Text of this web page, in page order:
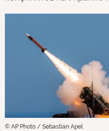
© AP Photo / Sebastian Apel